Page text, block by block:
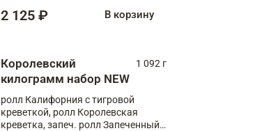
2 125 ₽ В корзину
Королевский
килограмм набор NEW
1 092 г
ролл Калифорния с тигровой
креветкой, ролл Королевская
креветка, запеч. ролл Запеченный